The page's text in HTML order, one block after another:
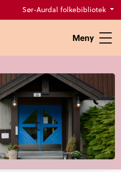
Sør-Aurdal folkebibliotek
Meny